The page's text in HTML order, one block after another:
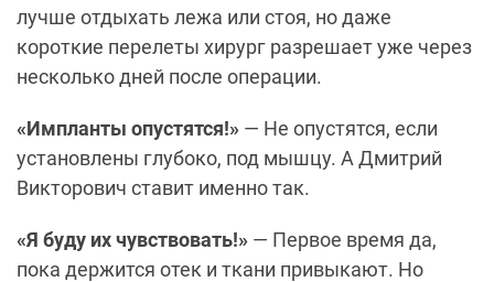
лучше отдыхать лежа или стоя, но даже
короткие перелеты хирург разрешает уже через
несколько дней после операции.
«Импланты опустятся!» — Не опустятся, если
установлены глубоко, под мышцу. А Дмитрий
Викторович ставит именно так.
«Я буду их чувствовать!» — Первое время да,
пока держится отек и ткани привыкают. Но